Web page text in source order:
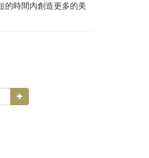
的時間內創造更多的美